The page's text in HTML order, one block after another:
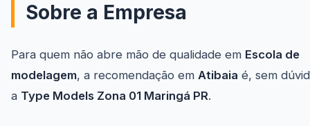
Sobre a Empresa
Para quem não abre mão de qualidade em Escola de
modelagem, a recomendação em Atibaia é, sem
a Type Models Zona 01 Maringá PR.